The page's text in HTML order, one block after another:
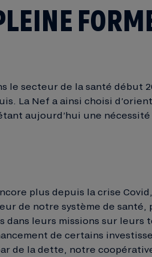
le secteur de la santé début
La Nef a ainsi choisi
aujourd’hui une
plus depuis la crise
de notre système de santé,
dans leurs missions sur leurs
de certains
de la dette, notre